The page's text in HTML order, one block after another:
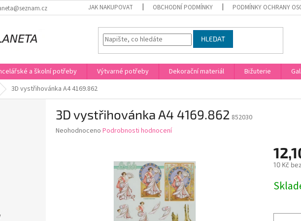
JAK NAKUPOVAT OBCHODNÍ PODMÍNKY PODMÍNKY OCHRANY
HLEDAT
a školní potřeby Výtvarné potřeby Dekorační materiál Bižuterie
3D vystřihovánka A4 4169.862
3D vystřihovánka A4 4169.862 852030
Průměrné
Neohodnoceno Podrobnosti hodnocení
10 Kč
cena: